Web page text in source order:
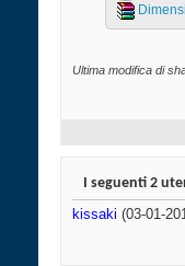
Ultima modifica di
I seguenti 2
kissaki (03-01-